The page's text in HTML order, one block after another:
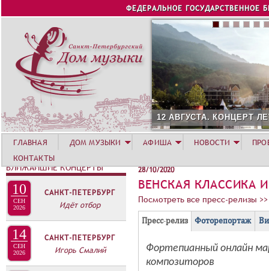
Jump to navigation
ФЕДЕРАЛЬНОЕ ГОСУДАРСТВЕННОЕ
12 АВГУСТА. КОНЦЕРТ ЛЕТНЕЙ АКАДЕМИИ.
28/10/2020
ВЕНСКАЯ КЛАССИКА
Посмотреть все пресс-релизы >>
Г
Пресс-релиз(
а
к
т
Фоторепортаж
Фортепианный онлайн
композиторов
ГЛАВНАЯ ДОМ МУЗЫКИ АФИША НОВОСТИ
КОНТАКТЫ
БЛИЖАЙШИЕ КОНЦЕРТЫ
10
СЕН
2026
САНКТ-ПЕТЕРБУРГ
Идёт отбор
14
СЕН
2026
САНКТ-ПЕТЕРБУРГ
Игорь Смалий